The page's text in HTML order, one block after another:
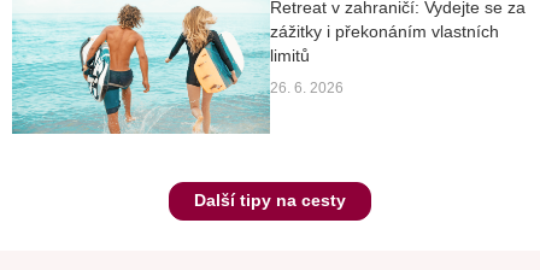
Retreat v zahraničí: Vydejte se za
zážitky i překonáním vlastních
limitů
26. 6. 2026
Další tipy na cesty